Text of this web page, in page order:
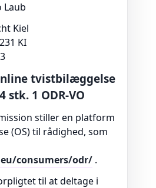
Laub
Kiel
KI
tvistbilæggelse
1 ODR-VO
stiller en platform
(OS) til rådighed, som
consumers/odr/ .
til at deltage i